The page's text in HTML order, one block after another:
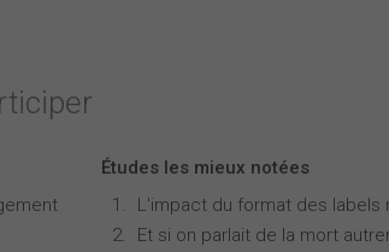
Études les mieux notées
L'impact du format des labels
Et si on parlait de la mort